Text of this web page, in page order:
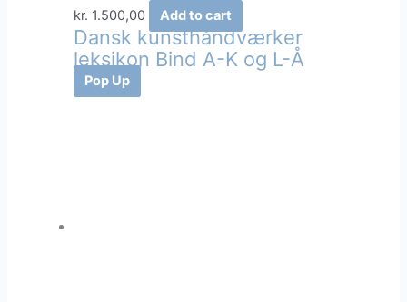
kr. 1.500,00 Add to cart
Dansk kunsthåndværker
leksikon Bind A-K og L-Å
Pop Up